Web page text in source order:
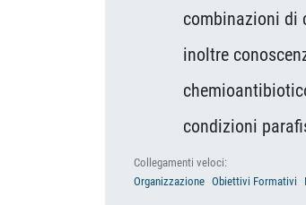
combinazioni di
inoltre conoscenze
chemioantibiotico-
condizioni
Collegamenti veloci:
Organizzazione Obiettivi Formativi